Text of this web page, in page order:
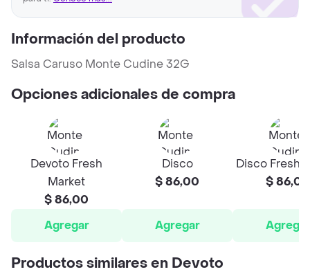
Información del producto
Salsa Caruso Monte Cudine 32G
Opciones adicionales de compra
Devoto Fresh
Market
$ 86,00
Agregar
Disco
$ 86,00
Agregar
Disco Fresh
$ 86,00
Agregar
Productos similares en Devoto